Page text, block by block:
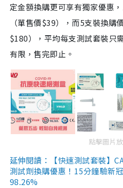
定金額換購更可享有獨家優惠
（單售價$39），而5支裝換購
$180），平均每支測試套裝只
有限，售完即止。
點擊圖片
延伸閱讀：【快速測試套裝】
測試劑換購優惠！15分鐘驗新
98.26%